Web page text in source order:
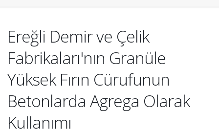
Ereğli Demir ve Çelik
Fabrikaları'nın Granüle
Yüksek Fırın Cürufunun
Betonlarda Agrega Olarak
Kullanımı